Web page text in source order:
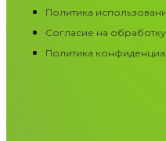
Политика
Согласие на
Политика